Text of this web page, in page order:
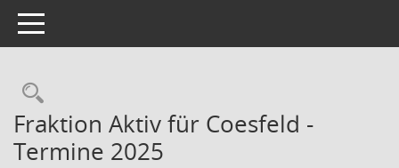
Toggle navigation
Rechercheauswahl
Fraktion Aktiv für Coesfeld -
Termine 2025